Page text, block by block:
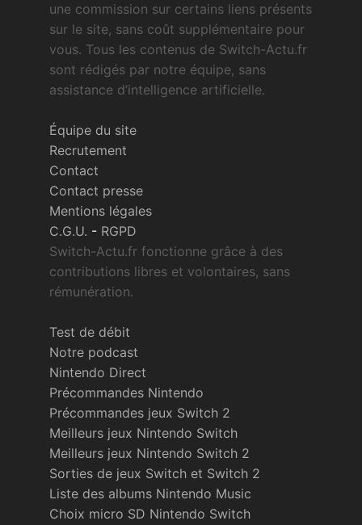
une commission sur certains liens présents
sur le site, sans coût supplémentaire pour
vous. Tous les contenus de Switch-Actu.fr
sont rédigés par notre équipe, sans
assistance d’intelligence artificielle.
Équipe du site
Recrutement
Contact
Contact presse
Mentions légales
C.G.U. - RGPD
Switch-Actu.fr fonctionne grâce à des
contributions libres et volontaires, sans
rémunération.
Test de débit
Notre podcast
Nintendo Direct
Précommandes Nintendo
Précommandes jeux Switch 2
Meilleurs jeux Nintendo Switch
Meilleurs jeux Nintendo Switch 2
Sorties de jeux Switch et Switch 2
Liste des albums Nintendo Music
Choix micro SD Nintendo Switch